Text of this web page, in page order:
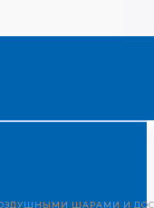
ШАРАМИ И